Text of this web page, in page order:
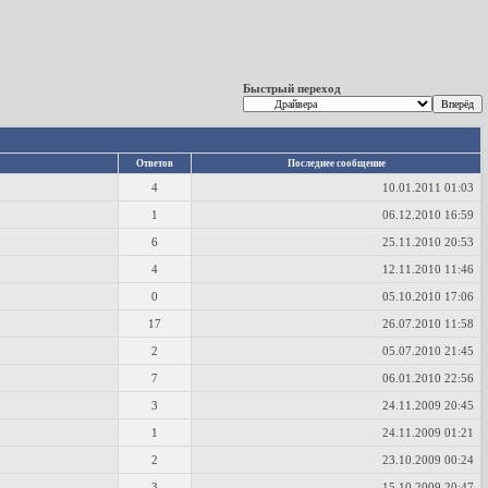
Быстрый переход
Ответов Последнее сообщение
4 10.01.2011 01:03
1 06.12.2010 16:59
6 25.11.2010 20:53
4 12.11.2010 11:46
0 05.10.2010 17:06
17 26.07.2010 11:58
2 05.07.2010 21:45
7 06.01.2010 22:56
3 24.11.2009 20:45
1 24.11.2009 01:21
2 23.10.2009 00:24